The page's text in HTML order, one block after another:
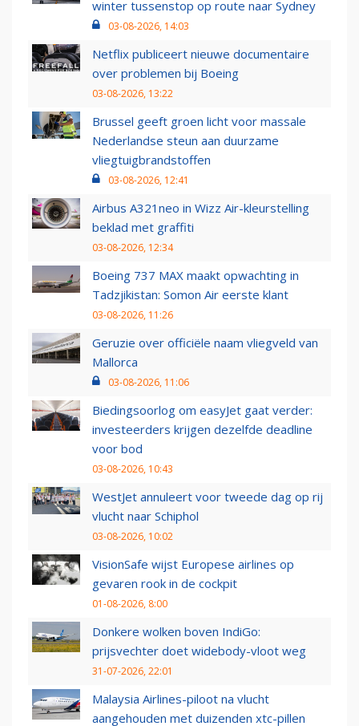
winter tussenstop op route naar Sydney
03-08-2026, 14:03
Netflix publiceert nieuwe documentaire
over problemen bij Boeing
03-08-2026, 13:22
Brussel geeft groen licht voor massale
Nederlandse steun aan duurzame
vliegtuigbrandstoffen
03-08-2026, 12:41
Airbus A321neo in Wizz Air-kleurstelling
beklad met graffiti
03-08-2026, 12:34
Boeing 737 MAX maakt opwachting in
Tadzjikistan: Somon Air eerste klant
03-08-2026, 11:26
Geruzie over officiële naam vliegveld van
Mallorca
03-08-2026, 11:06
Biedingsoorlog om easyJet gaat verder:
investeerders krijgen dezelfde deadline
voor bod
03-08-2026, 10:43
WestJet annuleert voor tweede dag op rij
vlucht naar Schiphol
03-08-2026, 10:02
VisionSafe wijst Europese airlines op
gevaren rook in de cockpit
01-08-2026, 8:00
Donkere wolken boven IndiGo:
prijsvechter doet widebody-vloot weg
31-07-2026, 22:01
Malaysia Airlines-piloot na vlucht
aangehouden met duizenden xtc-pillen